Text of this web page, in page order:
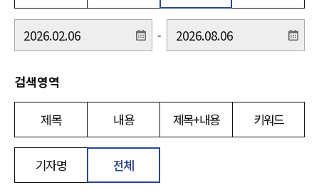
-
검색영역
제목 내용 제목+내용 키워드
기자명 전체